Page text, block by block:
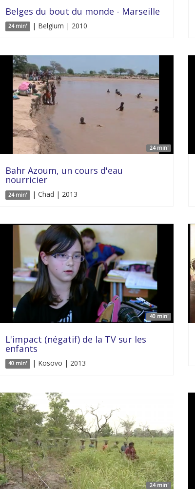
Belges du bout du monde - Marseille
24 min' | Belgium | 2010
24 min'
Bahr Azoum, un cours d'eau
nourricier
24 min' | Chad | 2013
40 min'
L'impact (négatif) de la TV sur les
enfants
40 min' | Kosovo | 2013
24 min'